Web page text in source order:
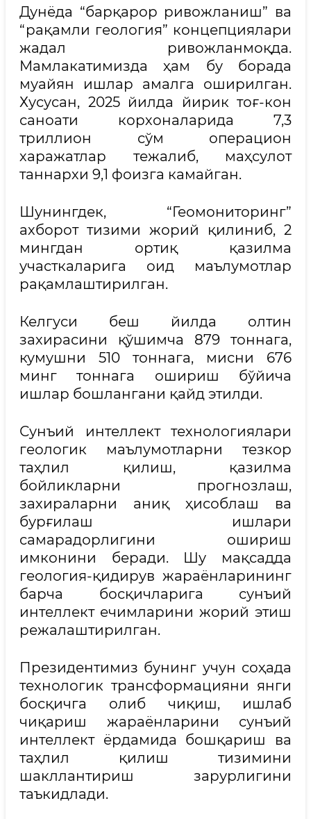
Дунёда “барқарор ривожланиш” ва
“рақамли геология” концепциялари
жадал ривожланмоқда.
Мамлакатимизда ҳам бу борада
муайян ишлар амалга оширилган.
Хусусан, 2025 йилда йирик тоғ-кон
саноати корхоналарида 7,3
триллион сўм операцион
харажатлар тежалиб, маҳсулот
таннархи 9,1 фоизга камайган.
Шунингдек, “Геомониторинг”
ахборот тизими жорий қилиниб, 2
мингдан ортиқ қазилма
участкаларига оид маълумотлар
рақамлаштирилган.
Келгуси беш йилда олтин
захирасини қўшимча 879 тоннага,
кумушни 510 тоннага, мисни 676
минг тоннага ошириш бўйича
ишлар бошлангани қайд этилди.
Сунъий интеллект технологиялари
геологик маълумотларни тезкор
таҳлил қилиш, қазилма
бойликларни прогнозлаш,
захираларни аниқ ҳисоблаш ва
бурғилаш ишлари
самарадорлигини ошириш
имконини беради. Шу мақсадда
геология-қидирув жараёнларининг
барча босқичларига сунъий
интеллект ечимларини жорий этиш
режалаштирилган.
Президентимиз бунинг учун соҳада
технологик трансформацияни янги
босқичга олиб чиқиш, ишлаб
чиқариш жараёнларини сунъий
интеллект ёрдамида бошқариш ва
таҳлил қилиш тизимини
шакллантириш зарурлигини
таъкидлади.